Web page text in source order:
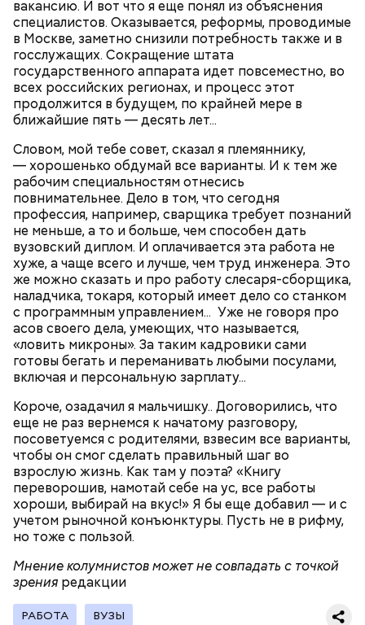
вакансию. И вот что я еще понял из объяснения
специалистов. Оказывается, реформы, проводимые
в Москве, заметно снизили потребность также и в
госслужащих. Сокращение штата
государственного аппарата идет повсеместно, во
всех российских регионах, и процесс этот
продолжится в будущем, по крайней мере в
ближайшие пять — десять лет...
Словом, мой тебе совет, сказал я племяннику,
— хорошенько обдумай все варианты. И к тем же
рабочим специальностям отнесись
повнимательнее. Дело в том, что сегодня
профессия, например, сварщика требует познаний
не меньше, а то и больше, чем способен дать
вузовский диплом. И оплачивается эта работа не
хуже, а чаще всего и лучше, чем труд инженера. Это
же можно сказать и про работу слесаря-сборщика,
наладчика, токаря, который имеет дело со станком
с программным управлением... Уже не говоря про
асов своего дела, умеющих, что называется,
«ловить микроны». За таким кадровики сами
готовы бегать и переманивать любыми посулами,
включая и персональную зарплату...
Короче, озадачил я мальчишку.. Договорились, что
еще не раз вернемся к начатому разговору,
посоветуемся с родителями, взвесим все варианты,
чтобы он смог сделать правильный шаг во
взрослую жизнь. Как там у поэта? «Книгу
переворошив, намотай себе на ус, все работы
хороши, выбирай на вкус!» Я бы еще добавил — и с
учетом рыночной конъюнктуры. Пусть не в рифму,
но тоже с пользой.
Мнение колумнистов может не совпадать с точкой
зрения редакции
РАБОТА ВУЗЫ
А еще, удержав меч палача, святой Николай спас от
смерти трех мужей, невинно осужденных
корыстолюбивым градоначальником.
За свою земную жизнь он совершил множество
добрых дел во славу Божию.
2-3 картофелины,
1 некрупное яблоко,
1 некрупный помидор,
салатная заправка.
Очищенный сырой салатный сельдерей
нашинковать соломкой. Яблоки очистить от
кожицы и семян, нарезать ломтиками. Так же
нарезать вареный картофель. Продукты
перемешать, полить салатной заправкой, выложить
в салатник горкой и украсить веточками
сельдерея, кусочками свежих помидоров и
ломтиками яблок.